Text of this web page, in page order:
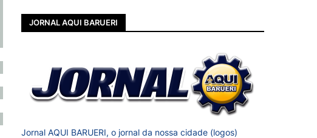
JORNAL AQUI BARUERI
Jornal AQUI BARUERI, o jornal da nossa cidade (logos)